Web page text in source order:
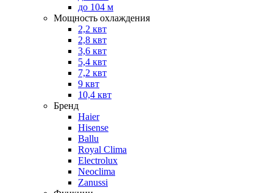
до 104 м
Мощность охлаждения
2,2 квт
2,8 квт
3,6 квт
5,4 квт
7,2 квт
9 квт
10,4 квт
Бренд
Haier
Hisense
Ballu
Royal Clima
Electrolux
Neoclima
Zanussi